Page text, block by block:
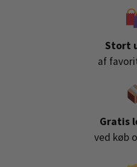
Stort
af
Gratis
ved køb